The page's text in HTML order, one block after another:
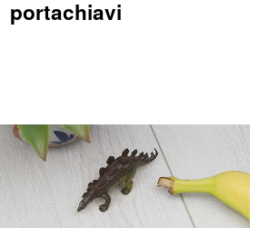
portachiavi